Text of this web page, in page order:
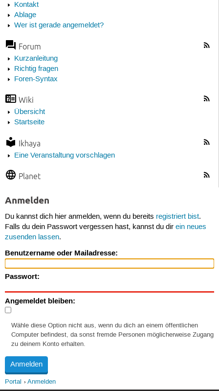
Kontakt
Ablage
Wer ist gerade angemeldet?
Forum
Kurzanleitung
Richtig fragen
Foren-Syntax
Wiki
Übersicht
Startseite
Ikhaya
Eine Veranstaltung vorschlagen
Planet
Anmelden
Du kannst dich hier anmelden, wenn du bereits registriert bist.
Falls du dein Passwort vergessen hast, kannst du dir ein neues
zusenden lassen.
Benutzername oder Mailadresse:
Passwort:
Angemeldet bleiben:
Wähle diese Option nicht aus, wenn du dich an einem öffentlichen
Computer befindest, da sonst fremde Personen möglicherweise Zugang
zu deinem Konto erhalten.
Portal Anmelden